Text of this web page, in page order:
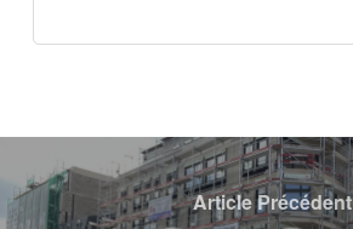
Article Précédent